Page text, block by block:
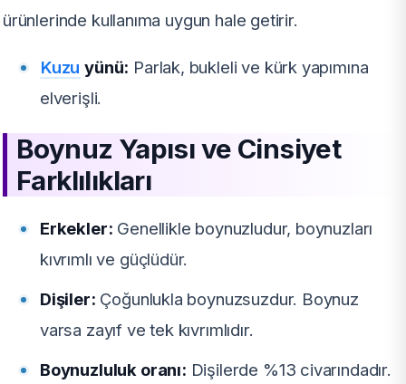
ürünlerinde kullanıma uygun hale getirir.
Kuzu yünü: Parlak, bukleli ve kürk yapımına
elverişli.
Boynuz Yapısı ve Cinsiyet
Farklılıkları
Erkekler: Genellikle boynuzludur, boynuzları
kıvrımlı ve güçlüdür.
Dişiler: Çoğunlukla boynuzsuzdur. Boynuz
varsa zayıf ve tek kıvrımlıdır.
Boynuzluluk oranı: Dişilerde %13 civarındadır.